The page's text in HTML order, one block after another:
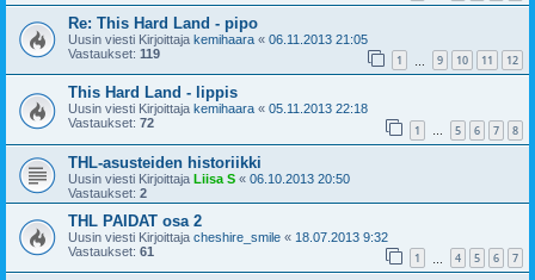
Re: This Hard Land - pipo
Uusin viesti Kirjoittaja kemihaara « 06.11.2013 21:05
Vastaukset: 119 1 9 10 11 12
This Hard Land - lippis
Uusin viesti Kirjoittaja kemihaara « 05.11.2013 22:18
Vastaukset: 72 1 … 5 6 7 8
THL-asusteiden historiikki
Uusin viesti Kirjoittaja Liisa S « 06.10.2013 20:50
Vastaukset: 2
THL PAIDAT osa 2
Uusin viesti Kirjoittaja cheshire_smile « 18.07.2013 9:32
Vastaukset: 61 1 4 5 6 7